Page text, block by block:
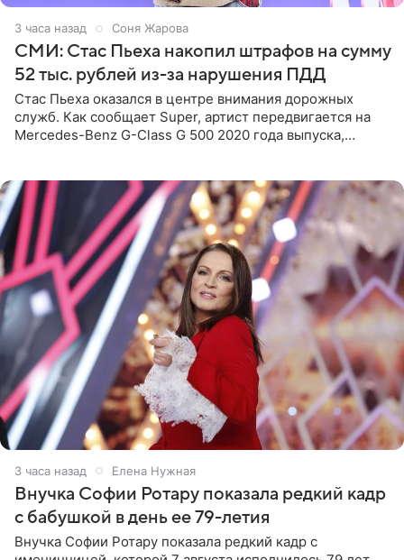
3 часа назад Соня Жарова
СМИ: Стас Пьеха накопил штрафов на сумму
52 тыс. рублей из-за нарушения ПДД
Стас Пьеха оказался в центре внимания дорожных
служб. Как сообщает Super, артист передвигается на
Mercedes-Benz G-Class G 500 2020 года выпуска,
3 часа назад Елена Нужная
Внучка Софии Ротару показала редкий кадр
с бабушкой в день ее 79-летия
Внучка Софии Ротару показала редкий кадр с